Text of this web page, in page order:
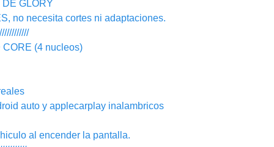
GLORY
no necesita cortes ni adaptaciones.
CORE (4 nucleos)
auto y applecarplay inalambricos
al encender la pantalla.